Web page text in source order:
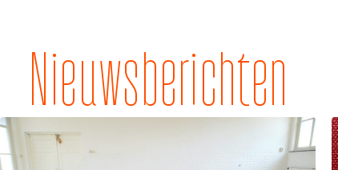
Nieuwsberichten